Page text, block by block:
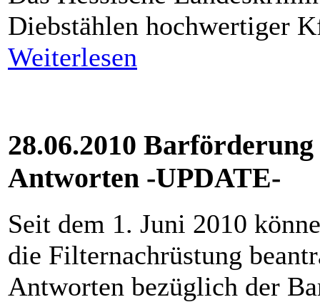
Diebstählen hochwertiger
Weiterlesen
28.06.2010
Antworten -UPDATE-
Seit dem 1. Juni 2010
die Filternachrüstung
Antworten bezüglich der